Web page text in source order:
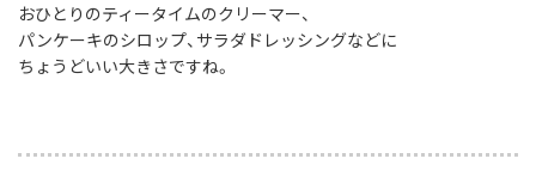
おひとりのティータイムのクリーマー、
パンケーキのシロップ、サラダドレッシングなどに
ちょうどいい大きさですね。